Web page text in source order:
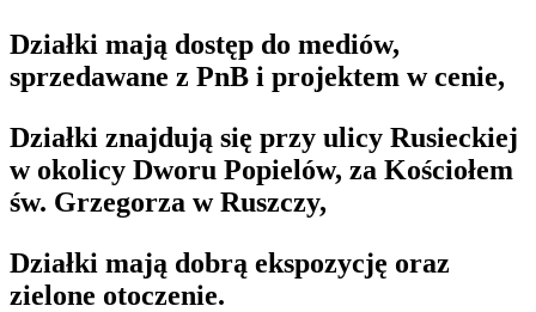
Działki mają dostęp do mediów,
sprzedawane z PnB i projektem w cenie,
Działki znajdują się przy ulicy Rusieckiej
w okolicy Dworu Popielów, za Kościołem
św. Grzegorza w Ruszczy,
Działki mają dobrą ekspozycję oraz
zielone otoczenie.